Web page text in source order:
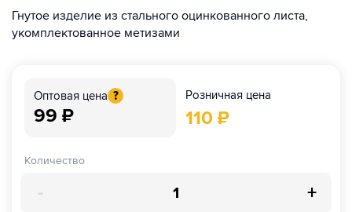
Гнутое изделие из стального оцинкованного листа,
укомплектованное метизами
Оптовая цена ?
99 ₽
Розничная цена
110 ₽
Количество
- +